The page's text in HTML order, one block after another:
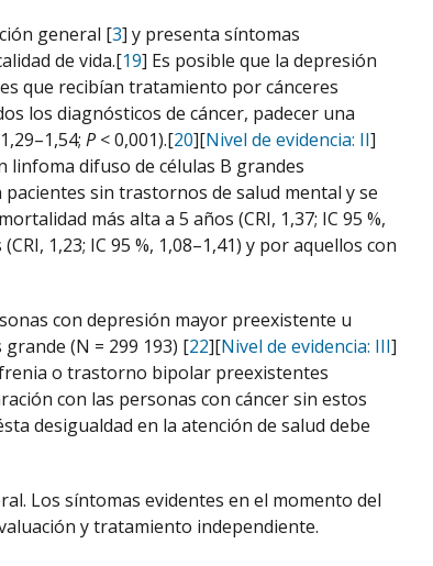
general [3] y presenta síntomas
de vida.[19] Es posible que la depresión
que recibían tratamiento por cánceres
los diagnósticos de cáncer, padecer una
P < 0,001).[20][Nivel de evidencia: II]
linfoma difuso de células B grandes
pacientes sin trastornos de salud mental y se
más alta a 5 años (CRI, 1,37; IC 95 %,
1,23; IC 95 %, 1,08–1,41) y por aquellos con
con depresión mayor preexistente u
(N = 299 193) [22][Nivel de evidencia: III]
o trastorno bipolar preexistentes
con las personas con cáncer sin estos
desigualdad en la atención de salud debe
Los síntomas evidentes en el momento del
y tratamiento independiente.